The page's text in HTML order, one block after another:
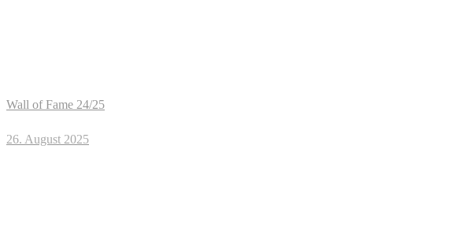
Wall of Fame 24/25
26. August 2025